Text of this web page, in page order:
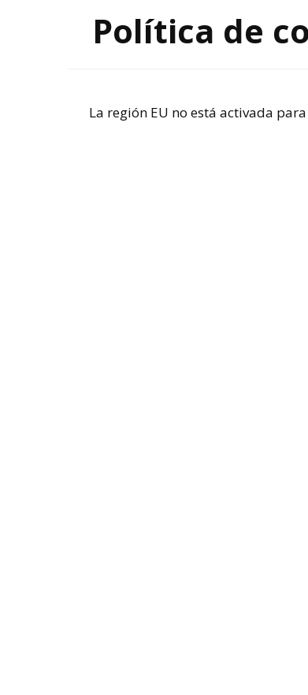
Política de
La región EU no está activada